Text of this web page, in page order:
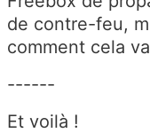
de contre-feu,
comment cela
------
Et voilà !